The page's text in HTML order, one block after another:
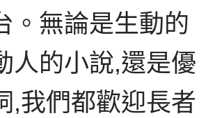
。無論是生動的
人的小說,還是優
,我們都歡迎長者